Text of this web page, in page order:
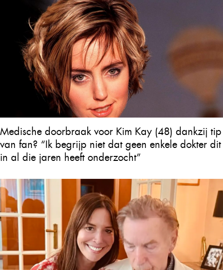
Medische doorbraak voor Kim Kay (48) dankzij tip
van fan? “Ik begrijp niet dat geen enkele dokter dit
in al die jaren heeft onderzocht”